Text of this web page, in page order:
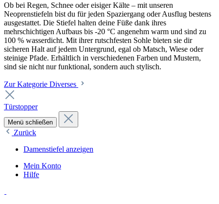
Ob bei Regen, Schnee oder eisiger Kälte – mit unseren
Neoprenstiefeln bist du für jeden Spaziergang oder Ausflug bestens
ausgestattet. Die Stiefel halten deine Füße dank ihres
mehrschichtigen Aufbaus bis -20 °C angenehm warm und sind zu
100 % wasserdicht. Mit ihrer rutschfesten Sohle bieten sie dir
sicheren Halt auf jedem Untergrund, egal ob Matsch, Wiese oder
steinige Pfade. Erhältlich in verschiedenen Farben und Mustern,
sind sie nicht nur funktional, sondern auch stylisch.
Zur Kategorie Diverses
Türstopper
Menü schließen
Zurück
Damenstiefel anzeigen
Mein Konto
Hilfe